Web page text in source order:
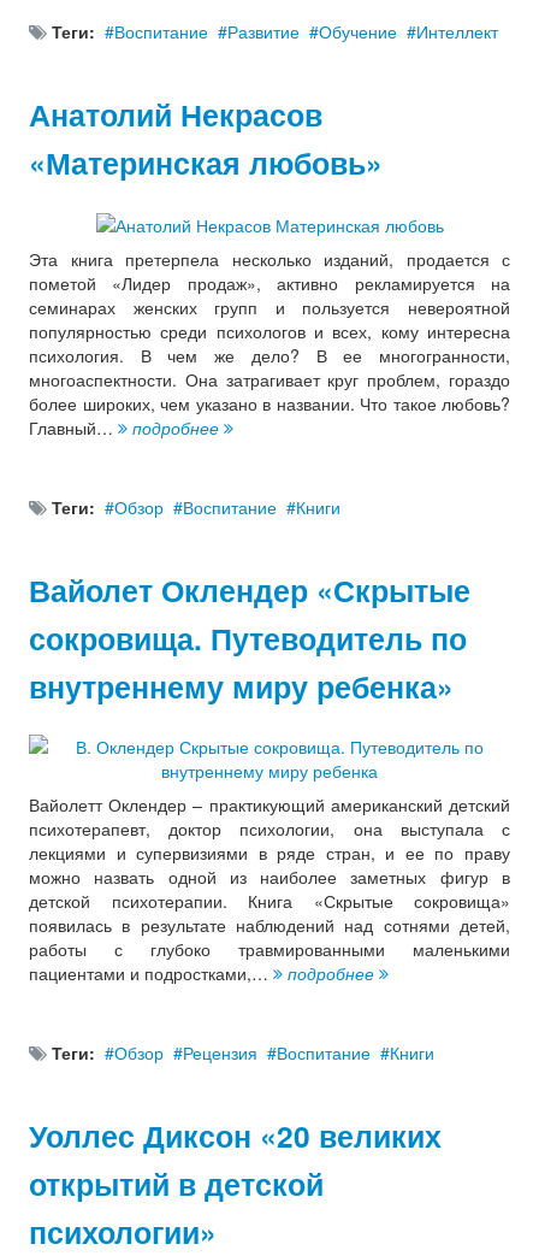
Теги: Воспитание Развитие Обучение Интеллект
Анатолий Некрасов
«Материнская любовь»
Эта книга претерпела несколько изданий, продается с
пометой «Лидер продаж», активно рекламируется на
семинарах женских групп и пользуется невероятной
популярностью среди психологов и всех, кому интересна
психология. В чем же дело? В ее многогранности,
многоаспектности. Она затрагивает круг проблем, гораздо
более широких, чем указано в названии. Что такое любовь?
Главный…
подробнее
Теги: Обзор Воспитание Книги
Вайолет Оклендер «Скрытые
сокровища. Путеводитель по
внутреннему миру ребенка»
Вайолетт Оклендер – практикующий американский детский
психотерапевт, доктор психологии, она выступала с
лекциями и супервизиями в ряде стран, и ее по праву
можно назвать одной из наиболее заметных фигур в
детской психотерапии. Книга «Скрытые сокровища»
появилась в результате наблюдений над сотнями детей,
работы с глубоко травмированными маленькими
пациентами и подростками,…
подробнее
Теги: Обзор Рецензия Воспитание Книги
Уоллес Диксон «20 великих
открытий в детской
психологии»